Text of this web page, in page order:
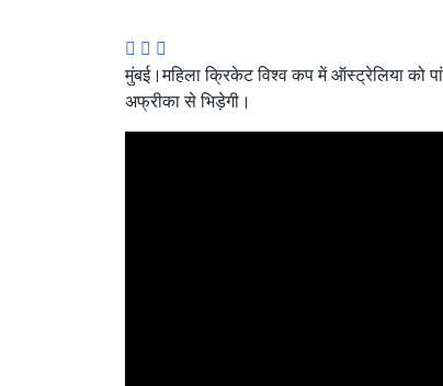
मुंबई।महिला क्रिकेट विश्व कप में ऑस्ट्रेलिया को
अफ्रीका से भिड़ेगी।